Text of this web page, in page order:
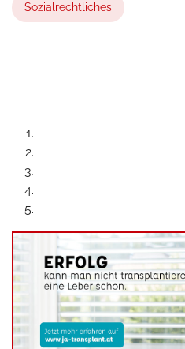
Sozialrechtliches